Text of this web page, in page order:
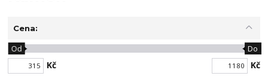
Cena:
Kč
Od Do
Kč